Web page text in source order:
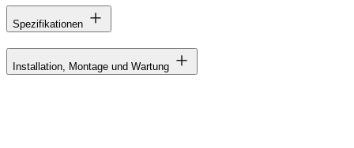
Spezifikationen
Installation, Montage und Wartung